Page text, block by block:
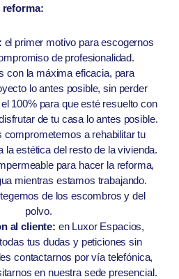
reforma:
el primer motivo para escogernos
de profesionalidad.
con la máxima eficacia, para
lo antes posible, sin perder
100% para que esté resuelto con
de tu casa lo antes posible.
comprometemos a rehabilitar tu
la estética del resto de la vivienda.
para hacer la reforma,
mientras estamos trabajando.
de los escombros y del
polvo.
al cliente: en Luxor Espacios,
tus dudas y peticiones sin
contactarnos por vía telefónica,
en nuestra sede presencial.